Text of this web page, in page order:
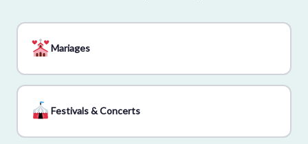
Mariages
Festivals & Concerts